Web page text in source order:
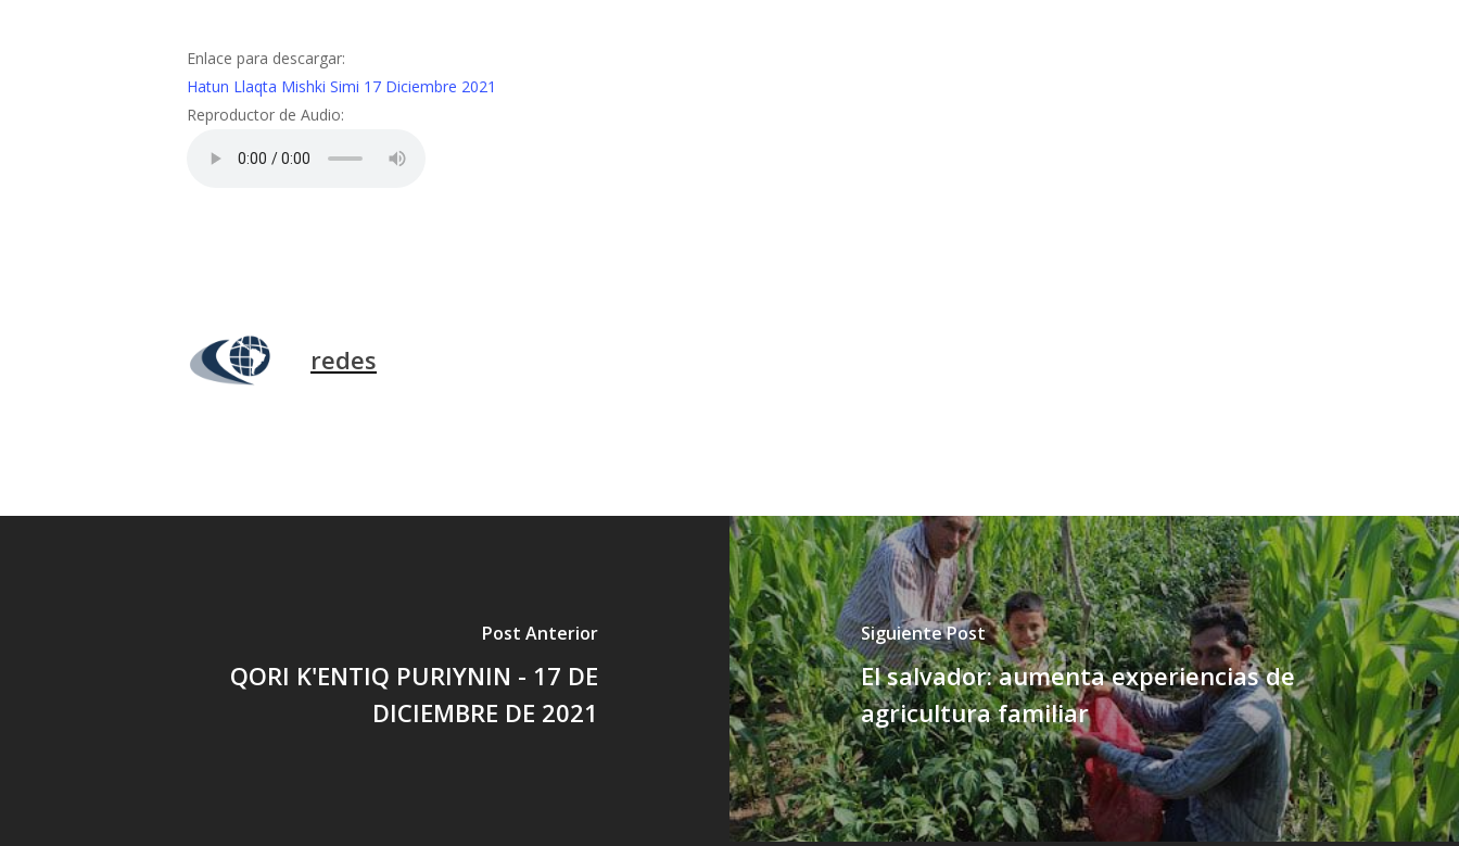
Enlace para descargar:
Hatun Llaqta Mishki Simi 17 Diciembre 2021
Reproductor de Audio:
redes
Post Anterior
QORI K'ENTIQ PURIYNIN - 17 DE
DICIEMBRE DE 2021
Siguiente Post
El salvador: aumenta experiencias de
agricultura familiar